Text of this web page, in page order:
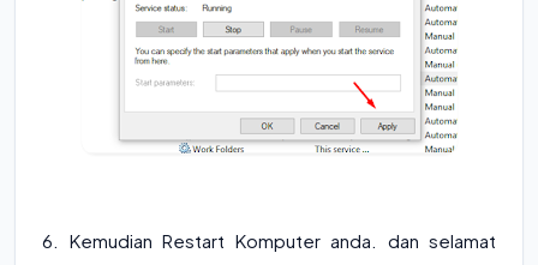
6. Kemudian Restart Komputer anda. dan selamat